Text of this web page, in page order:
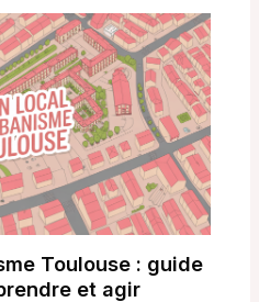
Toulouse : guide
et agir